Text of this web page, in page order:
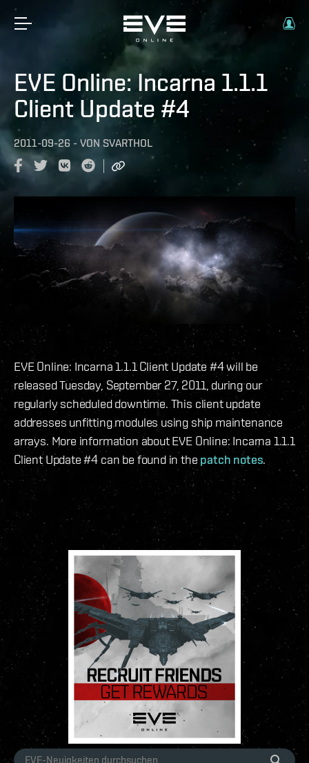
EVE Online: Incarna 1.1.1
Client Update #4
2011-09-26 - VON SVARTHOL
EVE Online: Incarna 1.1.1 Client Update #4 will be
released Tuesday, September 27, 2011, during our
regularly scheduled downtime. This client update
addresses unfitting modules using ship maintenance
arrays. More information about EVE Online: Incarna 1.1.1
Client Update #4 can be found in the patch notes.